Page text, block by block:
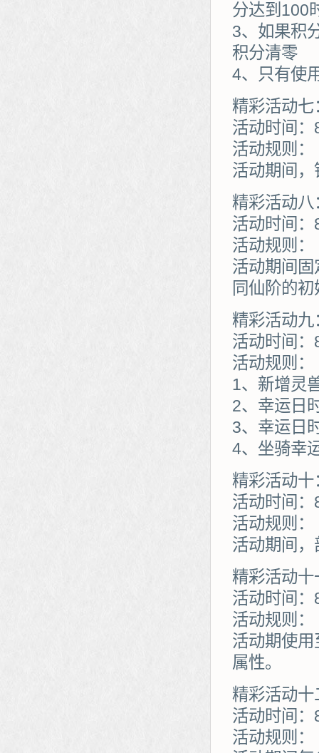
分达到100
3、如果积
积分清零
4、只有使
精彩活动
活动时间
活动规则：
活动期间
精彩活动
活动时间
活动规则：
活动期间
同仙阶的
精彩活动
活动时间
活动规则：
1、新增灵
2、幸运日
3、幸运日
4、坐骑幸
精彩活动
活动时间
活动规则：
活动期间
精彩活动十
活动时间
活动规则：
活动期使
属性。
精彩活动十
活动时间
活动规则：